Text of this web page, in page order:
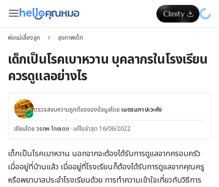
พ่อแม่เลี้ยงลูก สุขภาพเด็ก
เด็กเป็นโรคเบาหวาน บุคลากรในโรงเรียน
ควรดูแลอย่างไร
ตรวจสอบความถูกต้องของข้อมูลโดย เนตรนภา ปะวะคัง
เขียนโดย วรภพ ไกยเดช · แก้ไขล่าสุด 16/06/2022
เด็กเป็นโรคเบาหวาน นอกจากจะต้องได้รับการดูแลจากครอบครัว
เมื่ออยู่ที่บ้านแล้ว เมื่ออยู่ที่โรงเรียนก็ต้องได้รับการดูแลจากคุณครู
หรือพยาบาลประจำโรงเรียนด้วย การทำความเข้าใจเกี่ยวกับวิธีการ